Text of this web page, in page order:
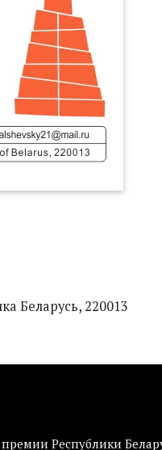
Беларусь, 220013
Республики